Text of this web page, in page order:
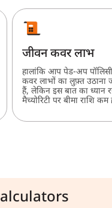
जीवन कवर लाभ
हालांकि आप पेड-अप
कवर लाभों का लुफ़्त उठाना
हैं, लेकिन इस बात का ध्यान
मैच्योरिटी पर बीमा राशि कम